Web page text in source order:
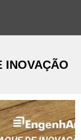
INOVAÇÃO